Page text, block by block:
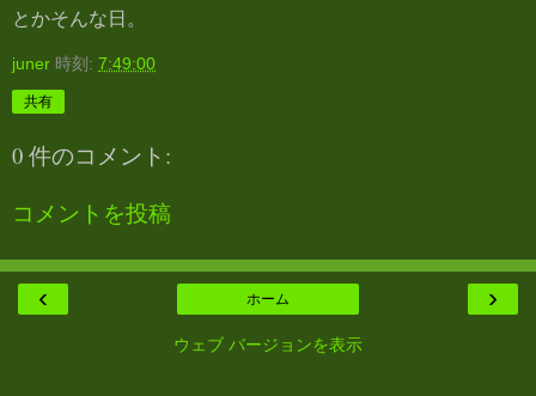
とかそんな日。
juner 時刻: 7:49:00
共有
0 件のコメント:
コメントを投稿
‹ ›
ホーム
ウェブ バージョンを表示